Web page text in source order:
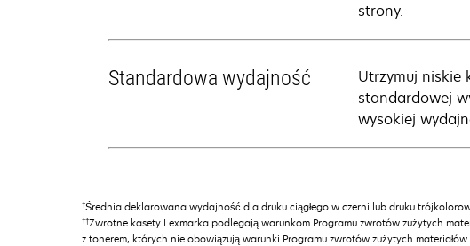
strony.
Standardowa wydajność
Utrzymuj niskie
standardowej
wysokiej
†Średnia deklarowana wydajność dla druku ciągłego w czerni lub druku
††Zwrotne kasety Lexmarka podlegają warunkom Programu zwrotów zużytych
z tonerem, których nie obowiązują warunki Programu zwrotów zużytych